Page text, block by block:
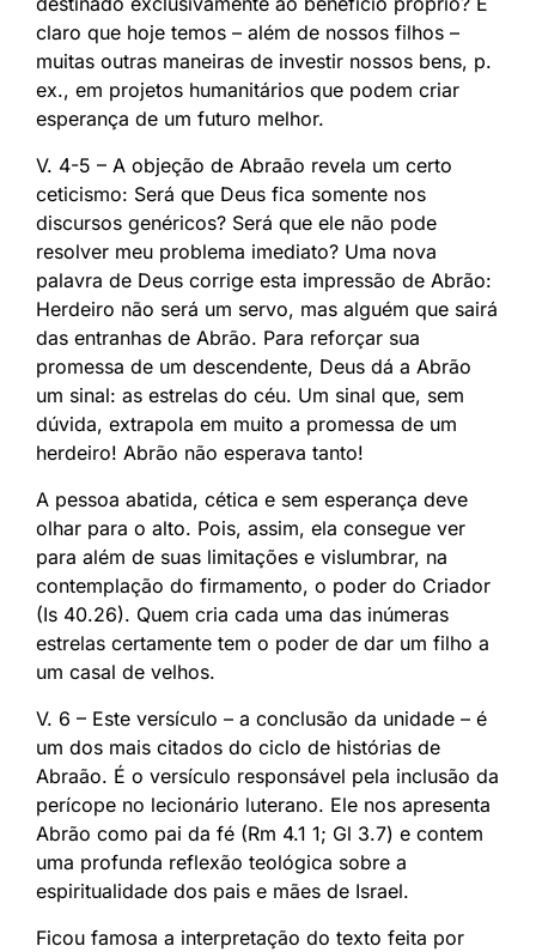
claro que hoje temos – além de nossos filhos –
muitas outras maneiras de investir nossos bens, p.
ex., em projetos humanitários que podem criar
esperança de um futuro melhor.
V. 4-5 – A objeção de Abraão revela um certo
ceticismo: Será que Deus fica somente nos
discursos genéricos? Será que ele não pode
resolver meu problema imediato? Uma nova
palavra de Deus corrige esta impressão de Abrão:
Herdeiro não será um servo, mas alguém que sairá
das entranhas de Abrão. Para reforçar sua
promessa de um descendente, Deus dá a Abrão
um sinal: as estrelas do céu. Um sinal que, sem
dúvida, extrapola em muito a promessa de um
herdeiro! Abrão não esperava tanto!
A pessoa abatida, cética e sem esperança deve
olhar para o alto. Pois, assim, ela consegue ver
para além de suas limitações e vislumbrar, na
contemplação do firmamento, o poder do Criador
(Is 40.26). Quem cria cada uma das inúmeras
estrelas certamente tem o poder de dar um filho a
um casal de velhos.
V. 6 – Este versículo – a conclusão da unidade – é
um dos mais citados do ciclo de histórias de
Abraão. É o versículo responsável pela inclusão da
perícope no lecionário luterano. Ele nos apresenta
Abrão como pai da fé (Rm 4.1 1; Gl 3.7) e contem
uma profunda reflexão teológica sobre a
espiritualidade dos pais e mães de Israel.
Ficou famosa a interpretação do texto feita por